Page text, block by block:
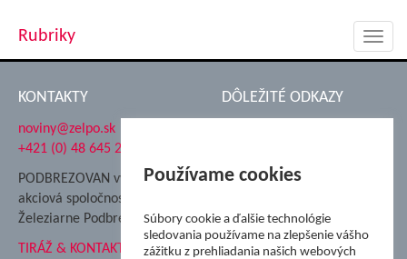
Rubriky
KONTAKTY
noviny@zelpo.sk
+421 (0) 48 645 2711
PODBREZOVAN vydáva
akciová spoločnosť
Železiarne Podbrezová
TIRÁŽ & KONTAKT
DÔLEŽITÉ ODKAZY
Nadácia Železiarne
ŽP Informatika s.r.o.
ŠK Železiarne Podbrezová
Používame cookies
Súbory cookie a ďalšie technológie
sledovania používame na zlepšenie vášho
zážitku z prehliadania našich webových